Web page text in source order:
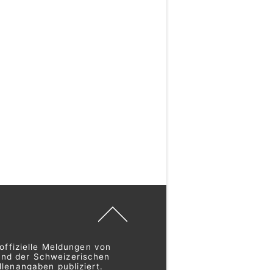
Meldungen von
der Schweizerischen
publiziert.